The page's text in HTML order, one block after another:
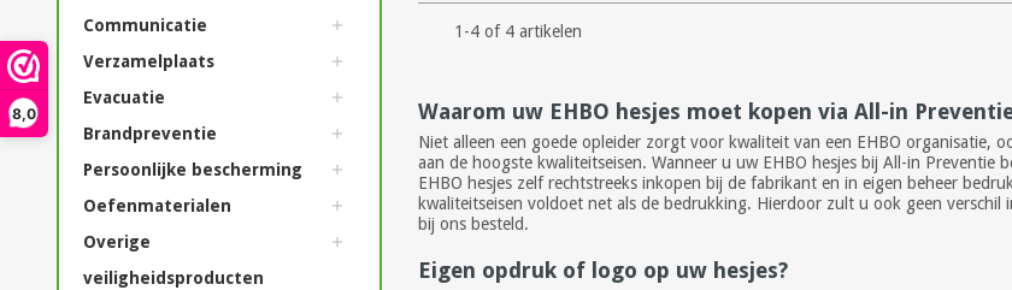
8,0
Communicatie
Verzamelplaats
Evacuatie
Brandpreventie
Persoonlijke bescherming
Oefenmaterialen
Overige
veiligheidsproducten
1-4 of 4 artikelen
Waarom uw EHBO hesjes moet kopen via All-in
Niet alleen een goede opleider zorgt voor kwaliteit van een EHBO organisatie,
aan de hoogste kwaliteitseisen. Wanneer u uw EHBO hesjes bij All-in
EHBO hesjes zelf rechtstreeks inkopen bij de fabrikant en in eigen beheer
kwaliteitseisen voldoet net als de bedrukking. Hierdoor zult u ook geen
bij ons besteld.
Eigen opdruk of logo op uw hesjes?